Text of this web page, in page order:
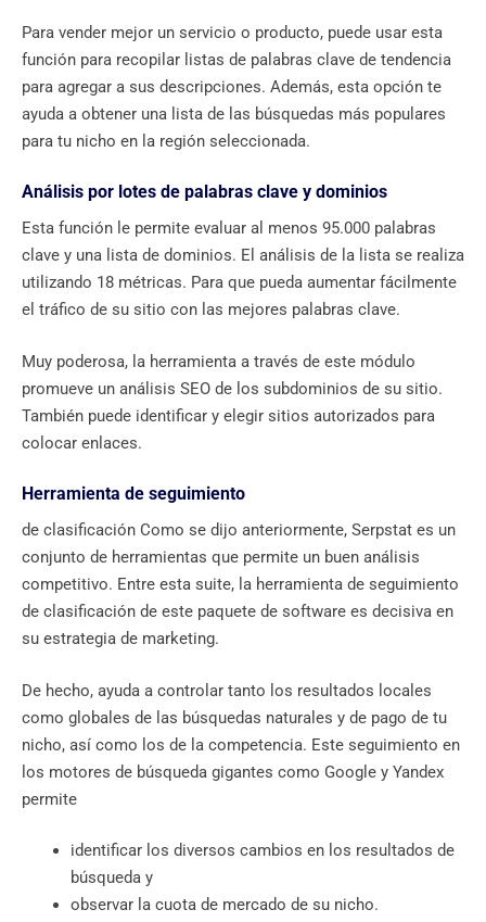
Para vender mejor un servicio o producto, puede usar esta
función para recopilar listas de palabras clave de tendencia
para agregar a sus descripciones. Además, esta opción te
ayuda a obtener una lista de las búsquedas más populares
para tu nicho en la región seleccionada.
Análisis por lotes de palabras clave y dominios
Esta función le permite evaluar al menos 95.000 palabras
clave y una lista de dominios. El análisis de la lista se realiza
utilizando 18 métricas. Para que pueda aumentar fácilmente
el tráfico de su sitio con las mejores palabras clave.
Muy poderosa, la herramienta a través de este módulo
promueve un análisis SEO de los subdominios de su sitio.
También puede identificar y elegir sitios autorizados para
colocar enlaces.
Herramienta de seguimiento
de clasificación Como se dijo anteriormente, Serpstat es un
conjunto de herramientas que permite un buen análisis
competitivo. Entre esta suite, la herramienta de seguimiento
de clasificación de este paquete de software es decisiva en
su estrategia de marketing.
De hecho, ayuda a controlar tanto los resultados locales
como globales de las búsquedas naturales y de pago de tu
nicho, así como los de la competencia. Este seguimiento en
los motores de búsqueda gigantes como Google y Yandex
permite
identificar los diversos cambios en los resultados de
búsqueda y
observar la cuota de mercado de su nicho.